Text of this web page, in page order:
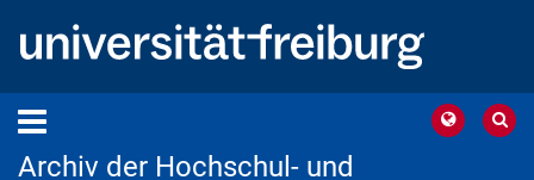
Archiv der Hochschul- und